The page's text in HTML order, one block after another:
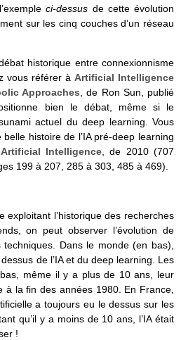
ci-dessus de cette évolution
sur les cinq couches d’un réseau
historique entre connexionnisme
vous référer à Artificial Intelligence
Approaches , de Ron Sun, publié
bien le débat, même si le
actuel du deep learning. Vous
histoire de l’IA pré-deep learning
Intelligence , de 2010 (707
199 à 207, 285 à 303, 485 à 469).
exploitant l’historique des recherches
on peut observer l’évolution de
techniques. Dans le monde (en bas),
de l’IA et du deep learning. Les
même il y a plus de 10 ans, leur
à la fin des années 1980. En France,
a toujours eu le dessus sur les
qu’il y a moins de 10 ans, l’IA était
!